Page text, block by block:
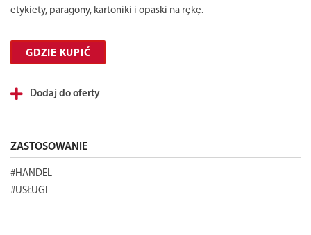
etykiety, paragony, kartoniki i opaski na rękę.
GDZIE KUPIĆ
Dodaj do oferty
ZASTOSOWANIE
#HANDEL
#USŁUGI